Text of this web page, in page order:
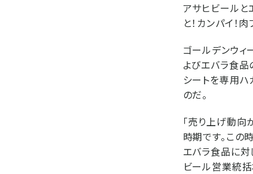
アサヒビールと
と！カンパイ！
ゴールデンウィ
よびエバラ食
シートを専用
のだ。
「売り上げ動向
時期です。この
エバラ食品に対
ビール営業統